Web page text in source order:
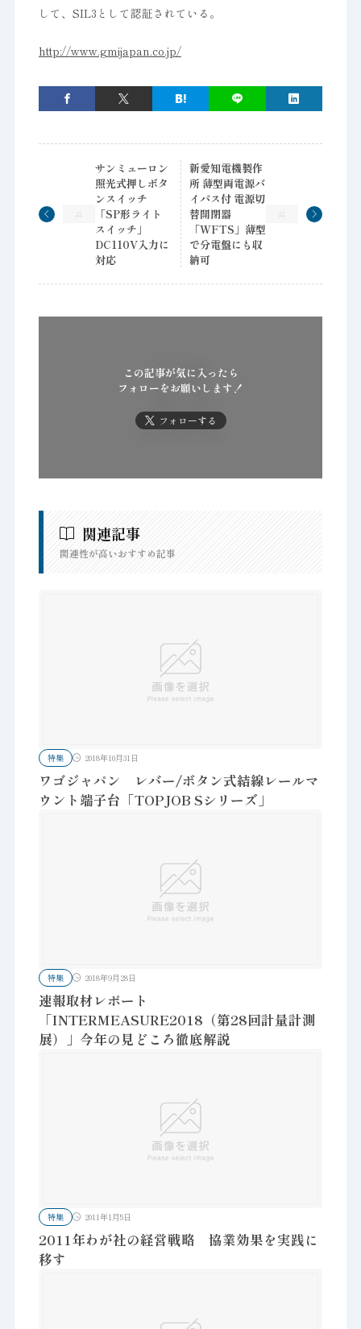
して、SIL3として認証されている。
http://www.gmijapan.co.jp/
サンミューロン
照光式押しボタ
ンスイッチ
「SP形ライト
スイッチ」
DC110V入力に
対応
新愛知電機製作
所 薄型両電源バ
イパス付 電源切
替開閉器
「WFTS」薄型
で分電盤にも収
納可
この記事が気に入ったら
フォローをお願いします！
フォローする
関連記事
関連性が高いおすすめ記事
特集 2018年10月31日
ワゴジャパン レバー/ボタン式結線レールマ
ウント端子台「TOPJOB Sシリーズ」
特集 2018年9月28日
速報取材レポート
「INTERMEASURE2018（第28回計量計測
展）」今年の見どころ徹底解説
特集 2011年1月5日
2011年わが社の経営戦略 協業効果を実践に
移す